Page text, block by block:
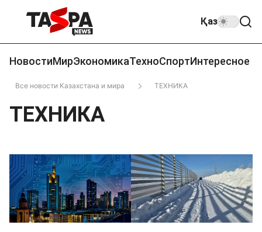
Қаз
НовостиМирЭкономикаТехноСпортИнтересное
Все новости Казахстана и мира ТЕХНИКА
ТЕХНИКА